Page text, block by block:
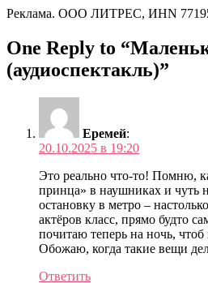
Реклама. ООО ЛИТРЕС, ИНN
One Reply to
(аудиоспектакль)”
Еремей:
20.10.2025 в 19:20
Это реально что-то! Помню,
принца» в наушниках и чуть
остановку в метро –
актёров класс, прямо будто
почитаю теперь на ночь,
Обожаю, когда такие вещи
Ответить